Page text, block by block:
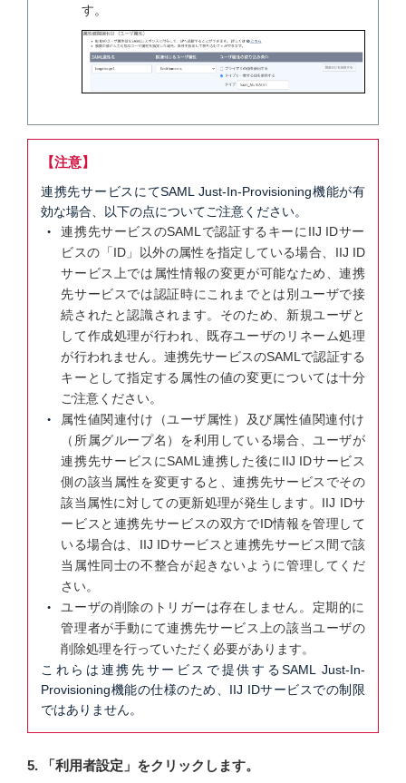
す。
【注意】
連携先サービスにてSAML Just-In-Provisioning機能が有
効な場合、以下の点についてご注意ください。
連携先サービスのSAMLで認証するキーにIIJ IDサー
ビスの「ID」以外の属性を指定している場合、IIJ ID
サービス上では属性情報の変更が可能なため、連携
先サービスでは認証時にこれまでとは別ユーザで接
続されたと認識されます。そのため、新規ユーザと
して作成処理が行われ、既存ユーザのリネーム処理
が行われません。連携先サービスのSAMLで認証する
キーとして指定する属性の値の変更については十分
ご注意ください。
属性値関連付け（ユーザ属性）及び属性値関連付け
（所属グループ名）を利用している場合、ユーザが
連携先サービスにSAML連携した後にIIJ IDサービス
側の該当属性を変更すると、連携先サービスでその
該当属性に対しての更新処理が発生します。IIJ IDサ
ービスと連携先サービスの双方でID情報を管理して
いる場合は、IIJ IDサービスと連携先サービス間で該
当属性同士の不整合が起きないように管理してくだ
さい。
ユーザの削除のトリガーは存在しません。定期的に
管理者が手動にて連携先サービス上の該当ユーザの
削除処理を行っていただく必要があります。
これらは連携先サービスで提供するSAML Just-In-
Provisioning機能の仕様のため、IIJ IDサービスでの制限
ではありません。
5. 「利用者設定」をクリックします。